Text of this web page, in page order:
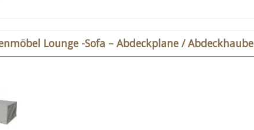
Lounge -Sofa – Abdeckplane / Abdeckhaube